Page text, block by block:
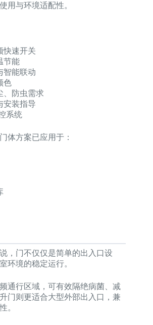
用与环境适配性。
快速开关
节能
智能联动
色
、防虫需求
安装指导
系统
体方案已应用于：
，门不仅仅是简单的出入口设
环境的稳定运行。
通行区域，可有效隔绝病菌、减
门则更适合大型外部出入口，兼
。